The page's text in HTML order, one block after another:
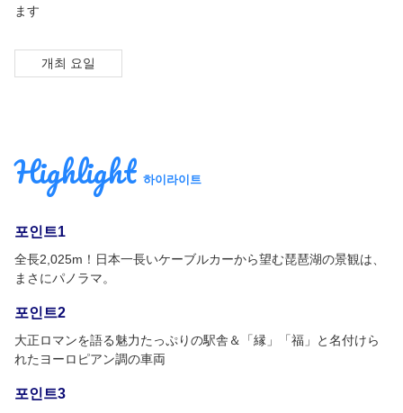
ます
개최 요일
Highlight 하이라이트
포인트1
全長2,025m！日本一長いケーブルカーから望む琵琶湖の景観は、
まさにパノラマ。
포인트2
大正ロマンを語る魅力たっぷりの駅舎＆「縁」「福」と名付けら
れたヨーロピアン調の車両
포인트3